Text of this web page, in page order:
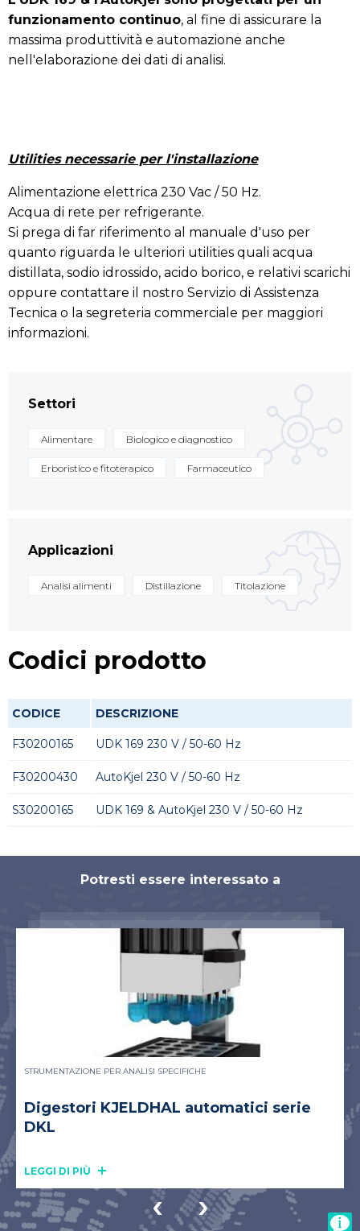
funzionamento continuo, al fine di assicurare la
massima produttività e automazione anche
nell'elaborazione dei dati di analisi.
Utilities necessarie per l'installazione
Alimentazione elettrica 230 Vac / 50 Hz.
Acqua di rete per refrigerante.
Si prega di far riferimento al manuale d'uso per
quanto riguarda le ulteriori utilities quali acqua
distillata, sodio idrossido, acido borico, e relativi scarichi
oppure contattare il nostro Servizio di Assistenza
Tecnica o la segreteria commerciale per maggiori
informazioni.
Settori
Alimentare Biologico e diagnostico
Erboristico e fitoterapico Farmaceutico
Applicazioni
Analisi alimenti Distillazione Titolazione
Codici prodotto
CODICE DESCRIZIONE
F30200165 UDK 169 230 V / 50-60 Hz
F30200430 AutoKjel 230 V / 50-60 Hz
S30200165 UDK 169 & AutoKjel 230 V / 50-60 Hz
Potresti essere interessato a
STRUMENTAZIONE PER ANALISI SPECIFICHE
Digestori KJELDHAL automatici serie
DKL
LEGGI DI PIÙ